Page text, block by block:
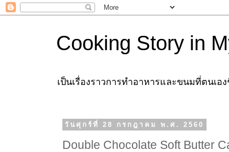
Cooking Story in
เป็นเรื่องราวการทำอาหารและขนมที่ตนเอ
วันศุกร์ที่ 28 กรกฎาคม พ.ศ. 2560
Double Chocolate Soft Butter